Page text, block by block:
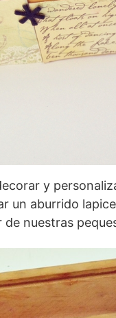
y
un aburrido
nuestras